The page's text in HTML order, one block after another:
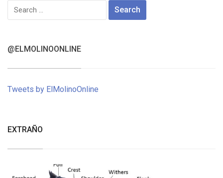
Search
for:
@ELMOLINOONLINE
Tweets by ElMolinoOnline
EXTRAÑO